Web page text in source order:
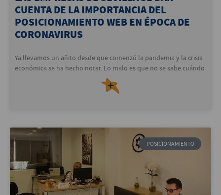
CUENTA DE LA IMPORTANCIA DEL
POSICIONAMIENTO WEB EN ÉPOCA DE
CORONAVIRUS
Ya llevamos un añito desde que comenzó la pandemia y la crisis
económica se ha hecho notar. Lo malo es que no se sabe cuándo
＋
POSICIONAMIENTO